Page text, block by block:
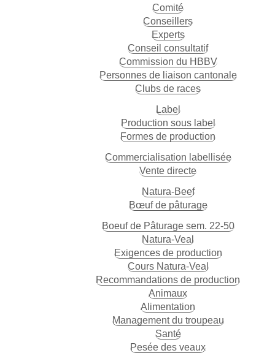
Comité
Conseillers
Experts
Conseil consultatif
Commission du HBBV
Personnes de liaison cantonale
Clubs de races
Label
Production sous label
Formes de production
Commercialisation labellisée
Vente directe
Natura-Beef
Bœuf de pâturage
Boeuf de Pâturage sem. 22-50
Natura-Veal
Exigences de production
Cours Natura-Veal
Recommandations de production
Animaux
Alimentation
Management du troupeau
Santé
Pesée des veaux